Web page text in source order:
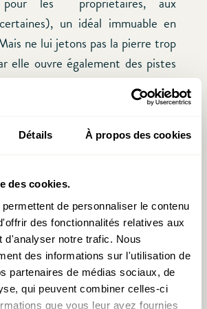
Détails À propos des cookies
des cookies.
de personnaliser le contenu
des fonctionnalités relatives aux
d'analyser notre trafic. Nous
des informations sur l'utilisation de
partenaires de médias sociaux, de
qui peuvent combiner celles-ci
que vous leur avez fournies
un idéal immuable en
ne lui jetons pas la pierre trop
elle ouvre également des pistes
laisse place au débat.
expression est le titre d’un film
traduction britannique était…
Garden ». Clin d’œil à ceux
» ou volontaires, s’installent aux
?
Licheron, directeur de
de l’habitat, sans une mobilisation
l’habitat pourrait rester un